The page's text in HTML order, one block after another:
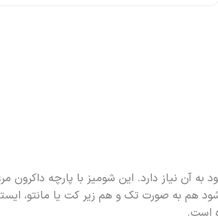
آن نیاز دارد. این شومیز با پارچه داکرون
بلند آن (۷۵ و ۸۰ سانتی‌متر) باعث می‌شود هم به صورت تک و هم زیر کت